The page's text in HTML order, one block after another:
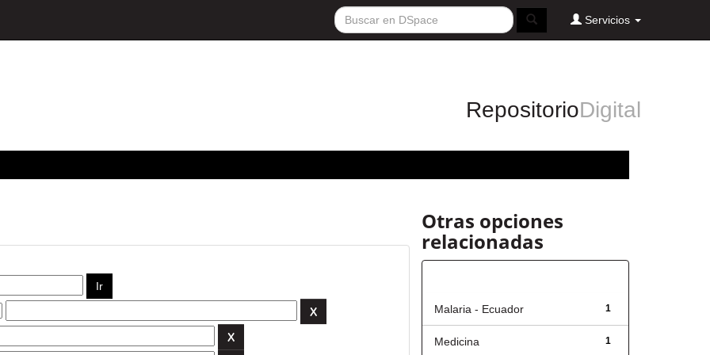
Servicios
RepositorioDigital
Otras opciones
relacionadas
1
Malaria - Ecuador
1
Medicina